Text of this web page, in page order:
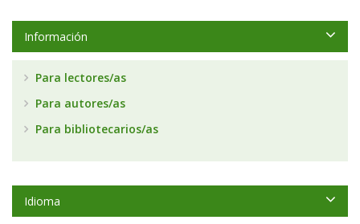
Información
Para lectores/as
Para autores/as
Para bibliotecarios/as
Idioma